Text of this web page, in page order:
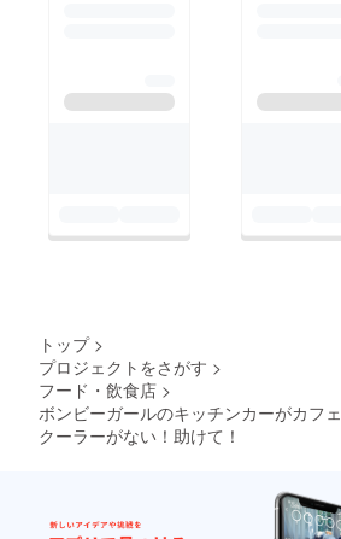
トップ >
プロジェクトをさがす >
フード・飲食店 >
ボンビーガールのキッチンカーがカフ
クーラーがない！助けて！